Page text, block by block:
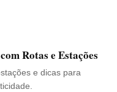
Rotas e Estações
e dicas para